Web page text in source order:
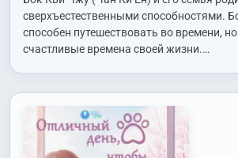
сверхъестественными способностями.
способен путешествовать во времени,
счастливые времена своей жизни.…